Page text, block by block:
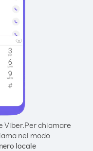
Viber.Per chiamare
nel modo
locale